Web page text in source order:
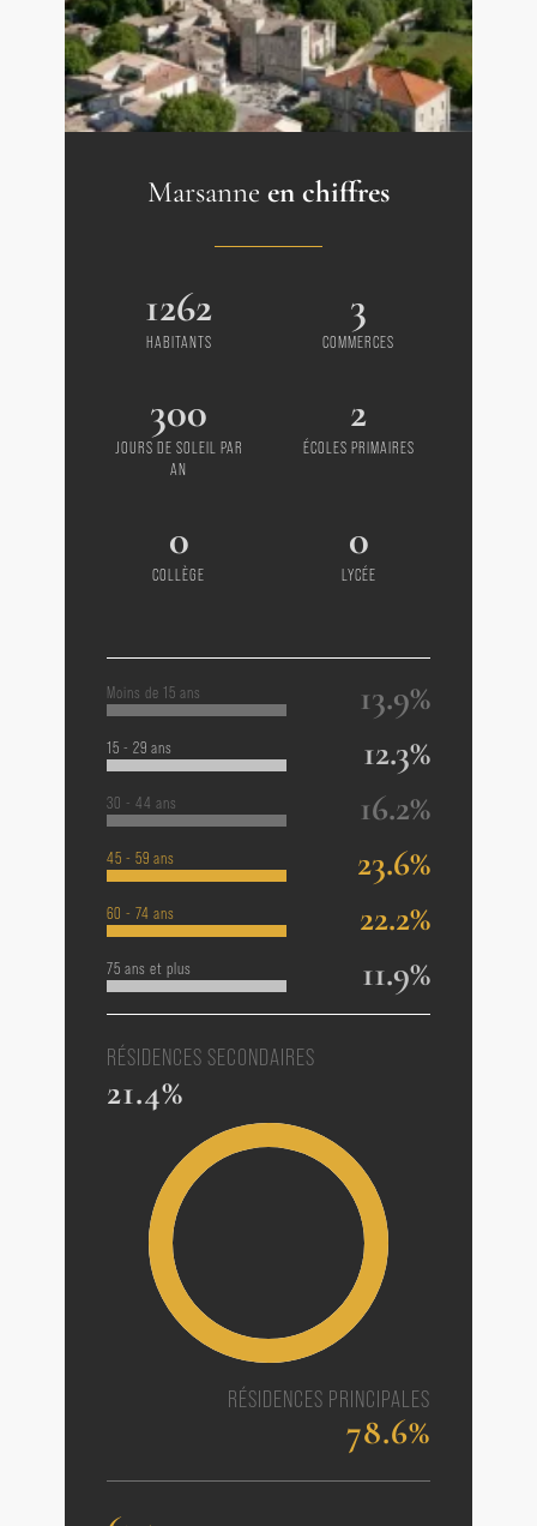
Marsanne en chiffres
1262
HABITANTS
3
COMMERCES
300
JOURS DE SOLEIL PAR
AN
2
ÉCOLES PRIMAIRES
0
COLLÈGE
0
LYCÉE
Moins de 15 ans 13.9%
15 - 29 ans 12.3%
30 - 44 ans 16.2%
45 - 59 ans 23.6%
60 - 74 ans 22.2%
75 ans et plus 11.9%
RÉSIDENCES SECONDAIRES
21.4%
RÉSIDENCES PRINCIPALES
78.6%